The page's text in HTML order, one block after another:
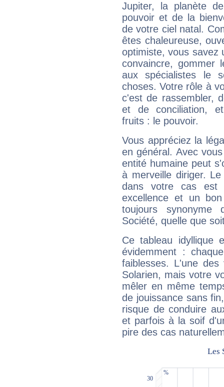
Jupiter, la planète
pouvoir et de la
de votre ciel natal.
êtes chaleureuse,
optimiste, vous savez
convaincre, gommer
aux spécialistes le
choses. Votre rôle à
c'est de rassembler,
et de conciliation,
fruits : le pouvoir.
Vous appréciez la
en général. Avec
entité humaine peut
à merveille diriger.
dans votre cas est
excellence et un
toujours synonyme
Société, quelle que
Ce tableau idyllique
évidemment :
faiblesses. L'une
Solarien, mais votre
mêler en même
de jouissance sans
risque de conduire
et parfois à la soif
pire des cas